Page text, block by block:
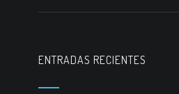
ENTRADAS RECIENTES